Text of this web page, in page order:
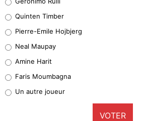
32%
4%
1%
9%
Quinten Timber
Pierre-Emile Hojbjerg
Neal Maupay
Amine Harit
Faris Moumbagna
Un autre joueur
VOTER